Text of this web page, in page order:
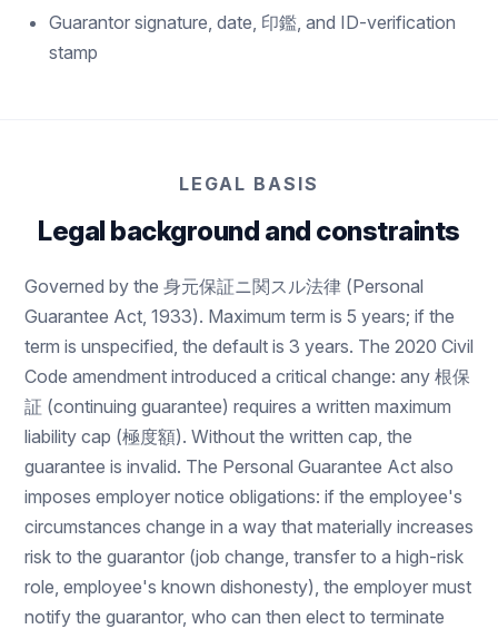
Guarantor signature, date, 印鑑, and ID-verification
stamp
LEGAL BASIS
Legal background and constraints
Governed by the 身元保証ニ関スル法律 (Personal
Guarantee Act, 1933). Maximum term is 5 years; if the
term is unspecified, the default is 3 years. The 2020 Civil
Code amendment introduced a critical change: any 根保
証 (continuing guarantee) requires a written maximum
liability cap (極度額). Without the written cap, the
guarantee is invalid. The Personal Guarantee Act also
imposes employer notice obligations: if the employee's
circumstances change in a way that materially increases
risk to the guarantor (job change, transfer to a high-risk
role, employee's known dishonesty), the employer must
notify the guarantor, who can then elect to terminate